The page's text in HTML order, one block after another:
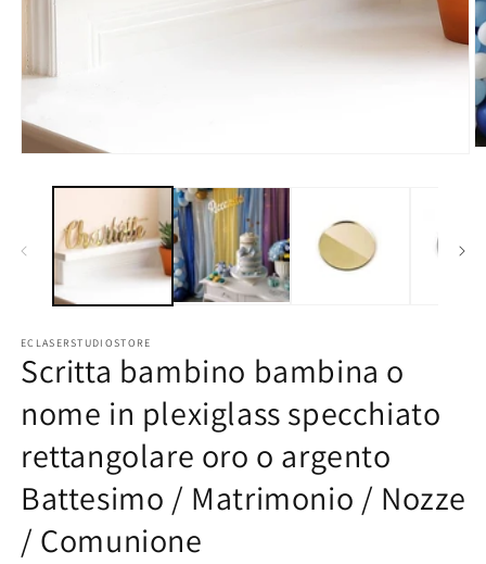
finestra
modale
ECLASERSTUDIOSTORE
Scritta bambino bambina o
nome in plexiglass specchiato
rettangolare oro o argento
Battesimo / Matrimonio / Nozze
/ Comunione